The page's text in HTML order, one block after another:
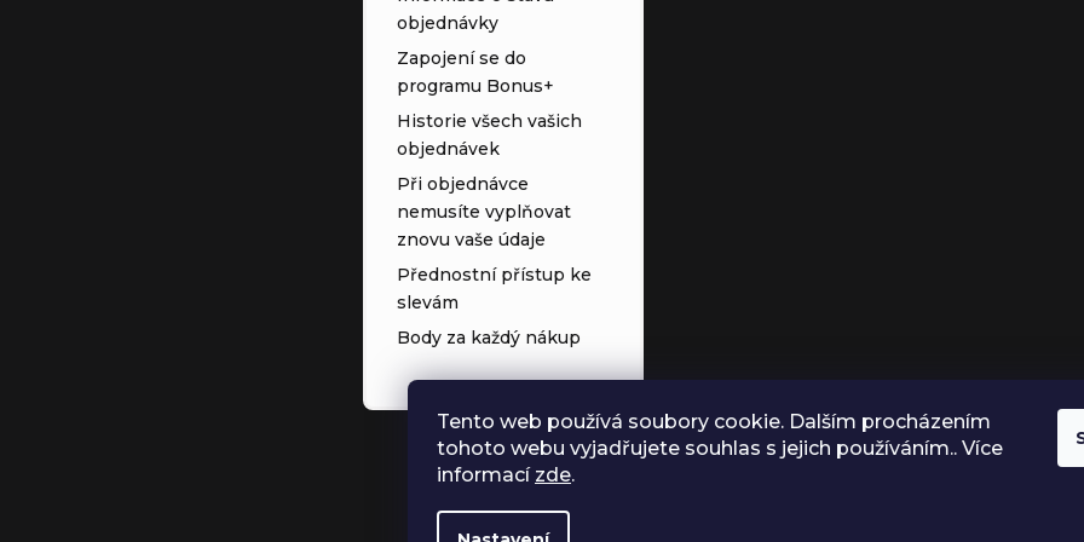
Tento web používá soubory cookie. Dalším procházením
tohoto webu vyjadřujete souhlas s jejich používáním.. Více
informací zde.
objednávky
Zapojení se do
programu Bonus+
Historie všech vašich
objednávek
Při objednávce
nemusíte vyplňovat
znovu vaše údaje
Přednostní přístup ke
slevám
Body za každý nákup